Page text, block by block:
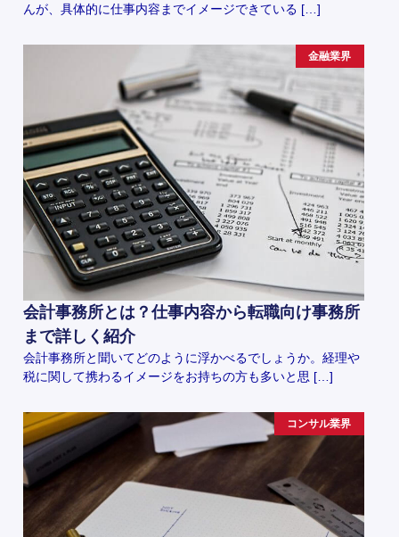
んが、具体的に仕事内容までイメージできている […]
金融業界
会計事務所とは？仕事内容から転職向け事務所
まで詳しく紹介
会計事務所と聞いてどのように浮かべるでしょうか。経理や
税に関して携わるイメージをお持ちの方も多いと思 […]
コンサル業界